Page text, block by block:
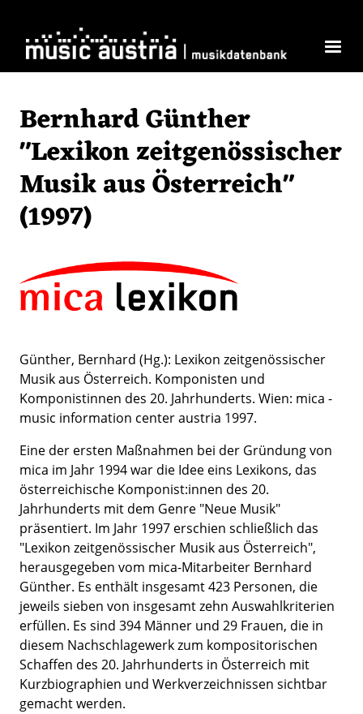
Bernhard Günther
"Lexikon zeitgenössischer
Musik aus Österreich"
(1997)
Günther, Bernhard (Hg.): Lexikon zeitgenössischer
Musik aus Österreich. Komponisten und
Komponistinnen des 20. Jahrhunderts. Wien: mica -
music information center austria 1997.
Eine der ersten Maßnahmen bei der Gründung von
mica im Jahr 1994 war die Idee eins Lexikons, das
österreichische Komponist:innen des 20.
Jahrhunderts mit dem Genre "Neue Musik"
präsentiert. Im Jahr 1997 erschien schließlich das
"Lexikon zeitgenössischer Musik aus Österreich",
herausgegeben vom mica-Mitarbeiter Bernhard
Günther. Es enthält insgesamt 423 Personen, die
jeweils sieben von insgesamt zehn Auswahlkriterien
erfüllen. Es sind 394 Männer und 29 Frauen, die in
diesem Nachschlagewerk zum kompositorischen
Schaffen des 20. Jahrhunderts in Österreich mit
Kurzbiographien und Werkverzeichnissen sichtbar
gemacht werden.